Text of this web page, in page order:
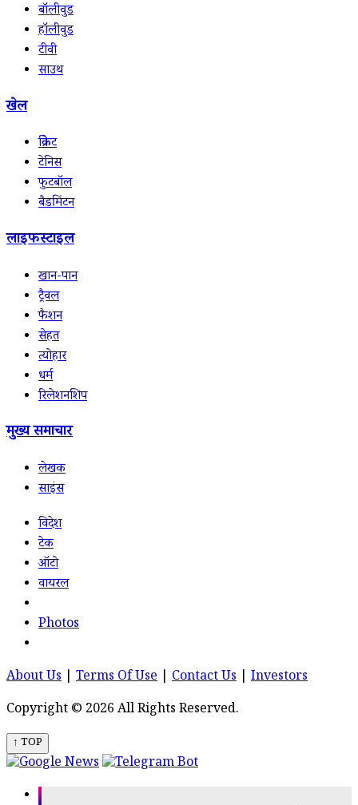
बॉलीवुड
हॉलीवुड
टीवी
साउथ
खेल
क्रिकेट
टेनिस
फुटबॉल
बैडमिंटन
लाइफस्टाइल
खान-पान
ट्रैवल
फैशन
सेहत
त्योहार
धर्म
रिलेशनशिप
मुख्य समाचार
लेखक
साइंस
विदेश
टेक
ऑटो
वायरल
Photos
About Us Terms Of Use Contact Us
Investors
Copyright © 2026 All Rights Reserved.
↑ TOP